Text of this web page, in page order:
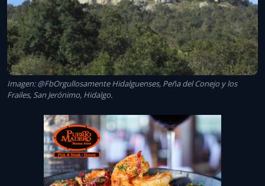
Imagen: @FbOrgullosamente Hidalguenses, Peña del Conejo y los
Frailes, San Jerónimo, Hidalgo.